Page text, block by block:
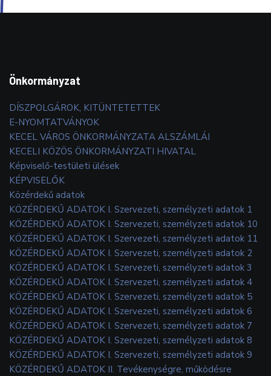
Önkormányzat
DÍSZPOLGÁROK, KITÜNTETETTEK
E-NYOMTATVÁNYOK
KECEL VÁROS ÖNKORMÁNYZATA ALSZÁMLÁI
KECELI KÖZÖS ÖNKORMÁNYZATI HIVATAL
Képviselő-testületi ülések
KÉPVISELŐK
Közérdekű adatok
KÖZÉRDEKŰ ADATOK I. Szervezeti, személyzeti adatok 1
KÖZÉRDEKŰ ADATOK I. Szervezeti, személyzeti adatok 10
KÖZÉRDEKŰ ADATOK I. Szervezeti, személyzeti adatok 11
KÖZÉRDEKŰ ADATOK I. Szervezeti, személyzeti adatok 2
KÖZÉRDEKŰ ADATOK I. Szervezeti, személyzeti adatok 3
KÖZÉRDEKŰ ADATOK I. Szervezeti, személyzeti adatok 4
KÖZÉRDEKŰ ADATOK I. Szervezeti, személyzeti adatok 5
KÖZÉRDEKŰ ADATOK I. Szervezeti, személyzeti adatok 6
KÖZÉRDEKŰ ADATOK I. Szervezeti, személyzeti adatok 7
KÖZÉRDEKŰ ADATOK I. Szervezeti, személyzeti adatok 8
KÖZÉRDEKŰ ADATOK I. Szervezeti, személyzeti adatok 9
KÖZÉRDEKŰ ADATOK II. Tevékenységre, működésre